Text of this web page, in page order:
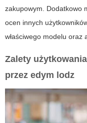
zakupowym. Dodatkowo
ocen innych
właściwego modelu oraz
Zalety
przez edym lodz